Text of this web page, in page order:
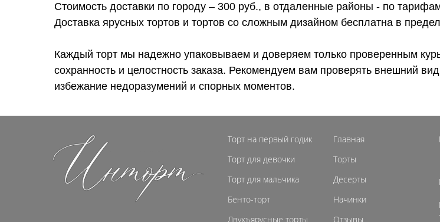
Стоимость доставки по городу – 300 руб., в отдаленные районы - по
Доставка ярусных тортов и тортов со сложным дизайном бесплатна в
Каждый торт мы надежно упаковываем и доверяем только проверенным
сохранность и целостность заказа. Рекомендуем вам проверять внешний
избежание недоразумений и спорных моментов.
Торт на первый годик
Торт для девочки
Торт для мальчика
Бенто-торт
Двухъярусные торты
Главная
Торты
Десерты
Начинки
Отзывы